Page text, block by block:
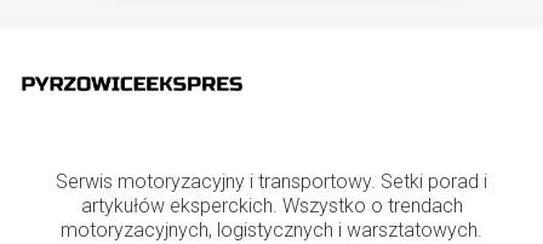
Serwis motoryzacyjny i transportowy. Setki porad i
artykułów eksperckich. Wszystko o trendach
motoryzacyjnych, logistycznych i warsztatowych.